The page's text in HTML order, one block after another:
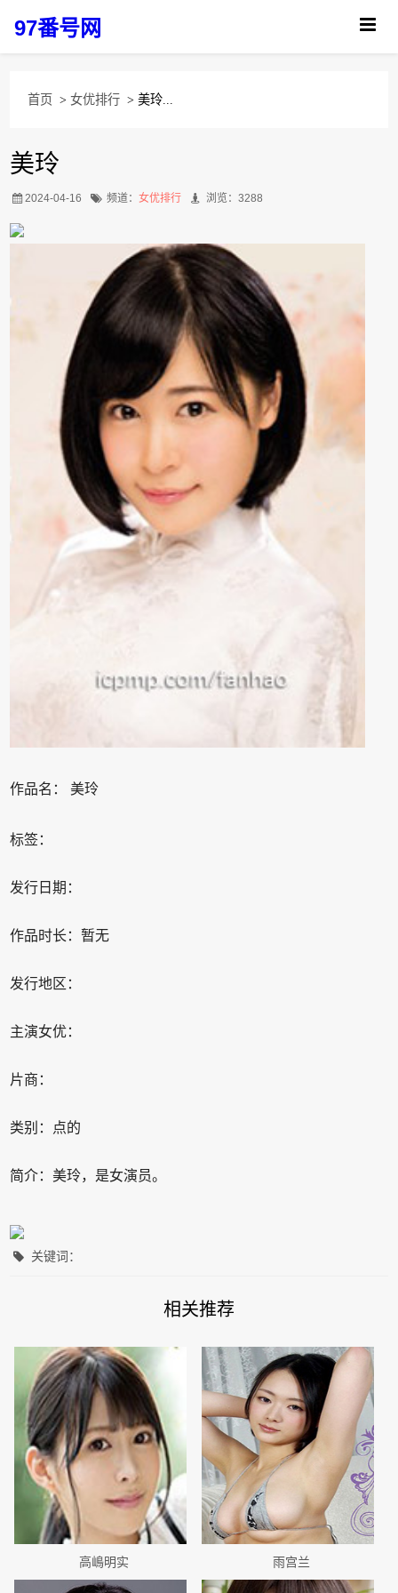
97番号网
首页 >女优排行 > 美玲...
美玲
2024-04-16 频道： 女优排行 浏览：3288
作品名： 美玲
标签：
发行日期：
作品时长：暂无
发行地区：
主演女优：
片商：
类别：点的
简介：美玲，是女演员。
关键词：
相关推荐
高嶋明实 雨宫兰